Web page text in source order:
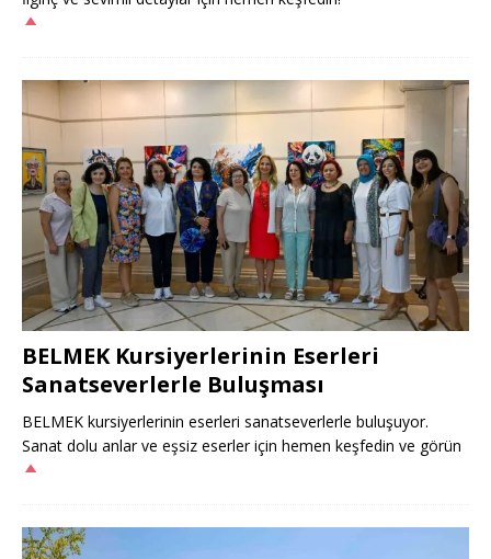
BELMEK Kursiyerlerinin Eserleri
Sanatseverlerle Buluşması
BELMEK kursiyerlerinin eserleri sanatseverlerle buluşuyor.
Sanat dolu anlar ve eşsiz eserler için hemen keşfedin ve görün